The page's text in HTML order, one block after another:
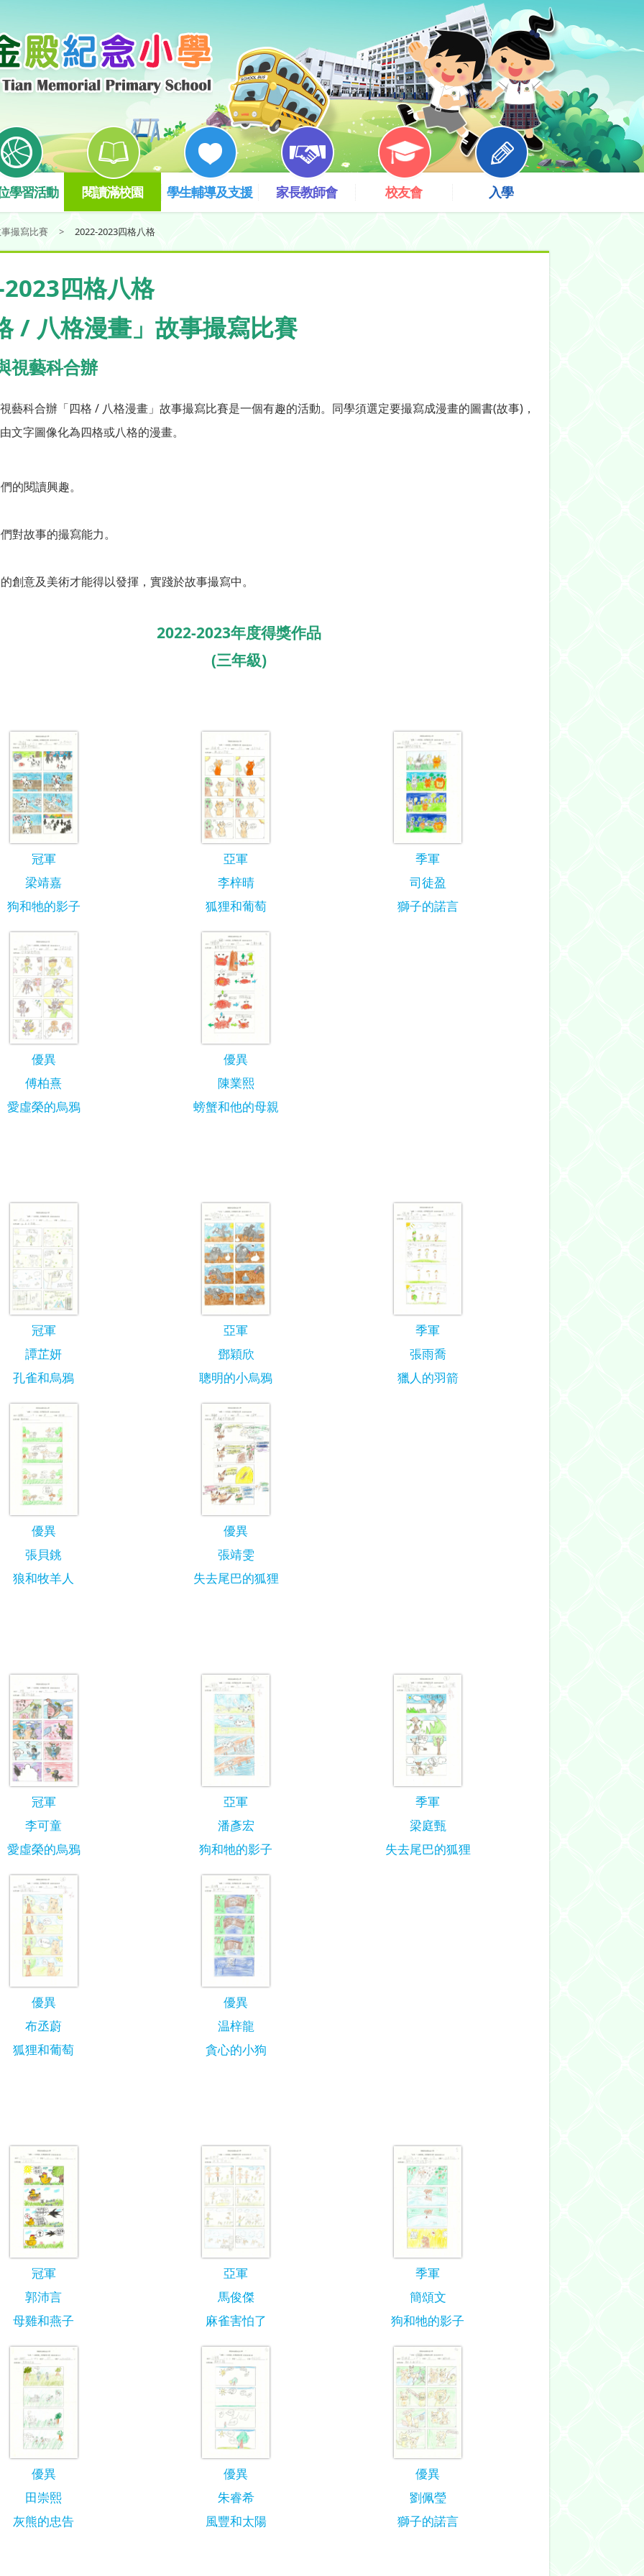
學習活動 閱讀滿校園 學生輔導及支援 家長教師會 校友會 入學
撮寫比賽 > 2022-2023四格八格
四格八格
/ 八格漫畫」故事撮寫比賽
視藝科合辦
藝科合辦「四格 / 八格漫畫」故事撮寫比賽是一個有趣的活動。同學須選定要撮寫成漫畫的圖書(故事)，
文字圖像化為四格或八格的漫畫。
的閱讀興趣。
對故事的撮寫能力。
創意及美術才能得以發揮，實踐於故事撮寫中。
2022-2023年度得獎作品
(三年級)
冠軍
梁靖嘉
狗和牠的影子
亞軍
李梓晴
狐狸和葡萄
季軍
司徒盈
獅子的諾言
優異
傅柏熹
愛虛榮的烏鴉
優異
陳業熙
螃蟹和他的母親
冠軍
譚芷妍
孔雀和烏鴉
亞軍
鄧穎欣
聰明的小烏鴉
季軍
張雨喬
獵人的羽箭
優異
張貝銚
狼和牧羊人
優異
張靖雯
失去尾巴的狐狸
冠軍
李可童
愛虛榮的烏鴉
亞軍
潘彥宏
狗和牠的影子
季軍
梁庭甄
失去尾巴的狐狸
優異
布丞蔚
狐狸和葡萄
優異
温梓龍
貪心的小狗
冠軍
郭沛言
母雞和燕子
亞軍
馬俊傑
麻雀害怕了
季軍
簡頌文
狗和牠的影子
優異
田崇熙
灰熊的忠告
優異
朱睿希
風豐和太陽
優異
劉佩瑩
獅子的諾言